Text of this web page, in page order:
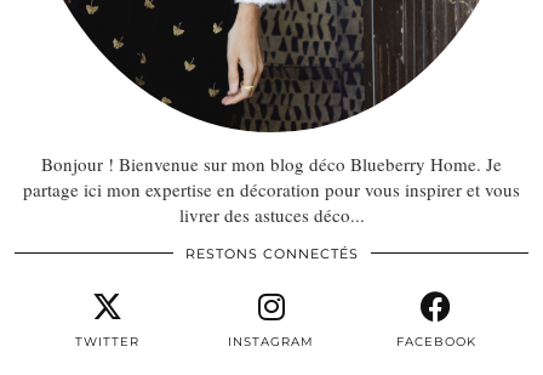
Bonjour ! Bienvenue sur mon blog déco Blueberry Home. Je
partage ici mon expertise en décoration pour vous inspirer et vous
livrer des astuces déco...
RESTONS CONNECTÉS
TWITTER INSTAGRAM FACEBOOK